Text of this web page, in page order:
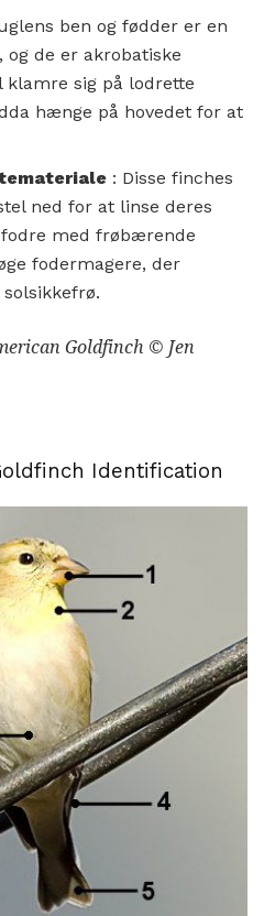
ben og fødder er en
og de er akrobatiske
klamre sig på lodrette
hænge på hovedet for at
: Disse finches
ned for at linse deres
fodre med frøbærende
fodermagere, der
Goldfinch © Jen
Identification